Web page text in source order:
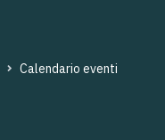
Calendario eventi